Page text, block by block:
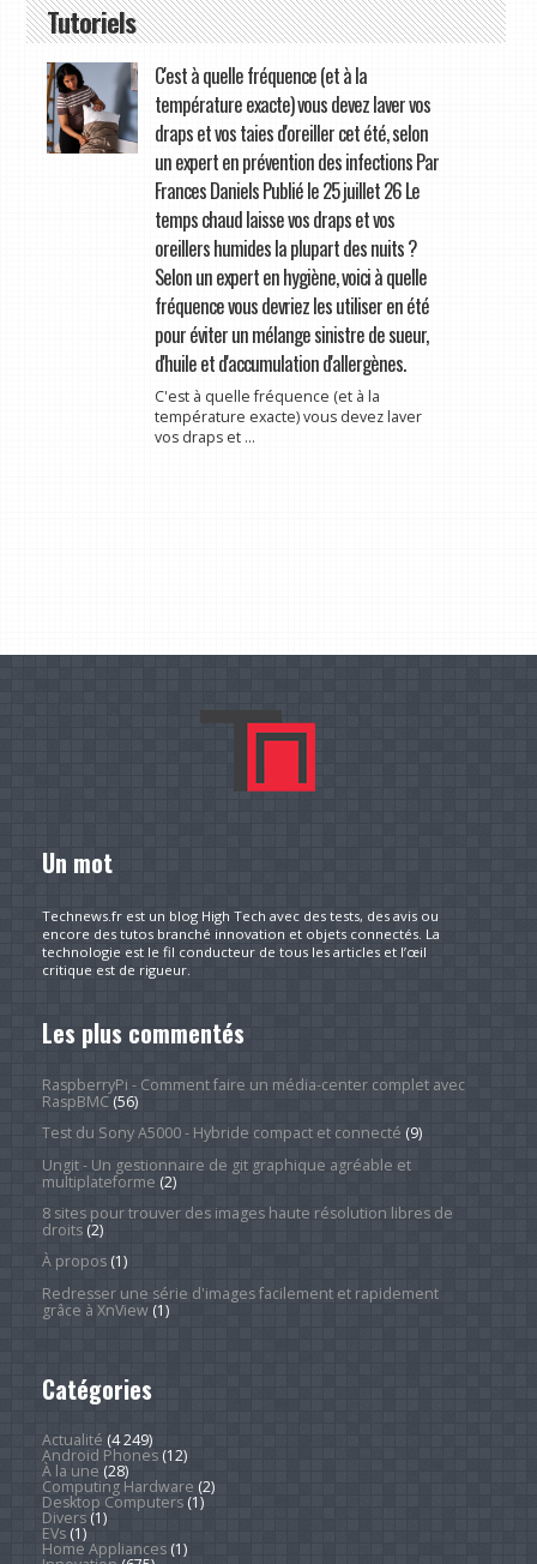
Tutoriels
C'est à quelle fréquence (et à la
température exacte) vous devez laver vos
draps et vos taies d'oreiller cet été, selon
un expert en prévention des infections Par
Frances Daniels Publié le 25 juillet 26 Le
temps chaud laisse vos draps et vos
oreillers humides la plupart des nuits ?
Selon un expert en hygiène, voici à quelle
fréquence vous devriez les utiliser en été
pour éviter un mélange sinistre de sueur,
d'huile et d'accumulation d'allergènes.
C'est à quelle fréquence (et à la
température exacte) vous devez laver
vos draps et ...
Un mot
Technews.fr est un blog High Tech avec des tests, des avis ou
encore des tutos branché innovation et objets connectés. La
technologie est le fil conducteur de tous les articles et l’œil
critique est de rigueur.
Les plus commentés
RaspberryPi - Comment faire un média-center complet avec
RaspBMC(56)
Test du Sony A5000 - Hybride compact et connecté (9)
Ungit - Un gestionnaire de git graphique agréable et
multiplateforme (2)
8 sites pour trouver des images haute résolution libres de
droits(2)
À propos(1)
Redresser une série d'images facilement et rapidement
grâce à XnView(1)
Catégories
Actualité (4 249)
Android Phones(12)
À la une (28)
Computing Hardware (2)
Desktop Computers(1)
Divers(1)
EVs(1)
Home Appliances(1)